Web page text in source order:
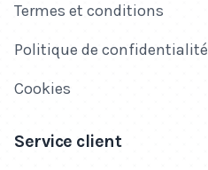
Termes et conditions
Politique de confidentialité
Cookies
Service client